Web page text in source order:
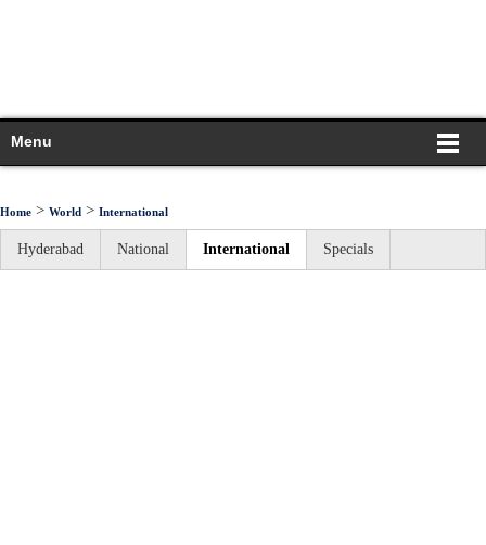
Menu
Home > World > International
Hyderabad National International Specials